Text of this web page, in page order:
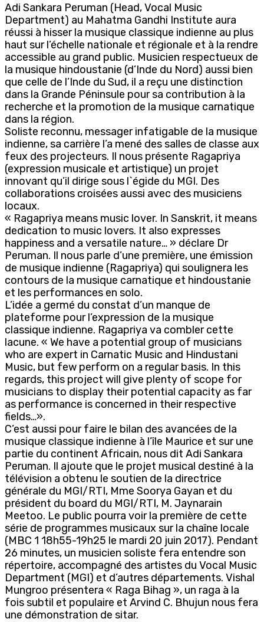
Adi Sankara Peruman (Head, Vocal Music
Department) au Mahatma Gandhi Institute aura
réussi à hisser la musique classique indienne au plus
haut sur l’échelle nationale et régionale et à la rendre
accessible au grand public. Musicien respectueux de
la musique hindoustanie (d’Inde du Nord) aussi bien
que celle de l’Inde du Sud, il a reçu une distinction
dans la Grande Péninsule pour sa contribution à la
recherche et la promotion de la musique carnatique
dans la région.
Soliste reconnu, messager infatigable de la musique
indienne, sa carrière l’a mené des salles de classe aux
feux des projecteurs. Il nous présente Ragapriya
(expression musicale et artistique) un projet
innovant qu’il dirige sous l`égide du MGI. Des
collaborations croisées aussi avec des musiciens
locaux.
« Ragapriya means music lover. In Sanskrit, it means
dedication to music lovers. It also expresses
happiness and a versatile nature… » déclare Dr
Peruman. Il nous parle d’une première, une émission
de musique indienne (Ragapriya) qui soulignera les
contours de la musique carnatique et hindoustanie
et les performances en solo.
L’idée a germé du constat d’un manque de
plateforme pour l’expression de la musique
classique indienne. Ragapriya va combler cette
lacune. « We have a potential group of musicians
who are expert in Carnatic Music and Hindustani
Music, but few perform on a regular basis. In this
regards, this project will give plenty of scope for
musicians to display their potential capacity as far
as performance is concerned in their respective
fields…».
C’est aussi pour faire le bilan des avancées de la
musique classique indienne à l’île Maurice et sur une
partie du continent Africain, nous dit Adi Sankara
Peruman. Il ajoute que le projet musical destiné à la
télévision a obtenu le soutien de la directrice
générale du MGI/RTI, Mme Soorya Gayan et du
président du board du MGI/RTI, M. Jaynarain
Meetoo. Le public pourra voir la première de cette
série de programmes musicaux sur la chaîne locale
(MBC 1 18h55-19h25 le mardi 20 juin 2017). Pendant
26 minutes, un musicien soliste fera entendre son
répertoire, accompagné des artistes du Vocal Music
Department (MGI) et d’autres départements. Vishal
Mungroo présentera « Raga Bihag », un raga à la
fois subtil et populaire et Arvind C. Bhujun nous fera
une démonstration de sitar.